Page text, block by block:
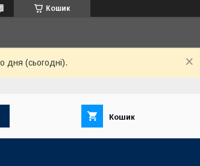
Кошик
дня (сьогодні).
Кошик